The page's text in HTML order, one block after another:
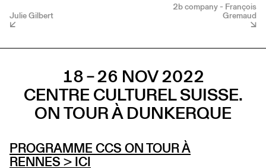
Julie Gilbert
2b company - François
Gremaud
18 – 26 NOV 2022
CENTRE CULTUREL SUISSE.
ON TOUR À DUNKERQUE
PROGRAMME CCS ON TOUR À
RENNES > ICI